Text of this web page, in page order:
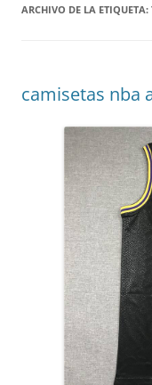
ARCHIVO DE LA ETIQUETA:
camisetas nba